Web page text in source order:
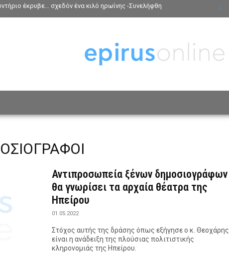
έκρυβε… σχεδόν ένα κιλό ηρωίνης -Συνελήφθη
Αντιπροσωπεία ξένων δημοσιογράφων
θα γνωρίσει τα αρχαία θέατρα της
Ηπείρου
01.05.2022
Στόχος αυτής της δράσης όπως εξήγησε ο κ. Θεοχάρης
είναι η ανάδειξη της πλούσιας πολιτιστικής
κληρονομιάς της Ηπείρου.